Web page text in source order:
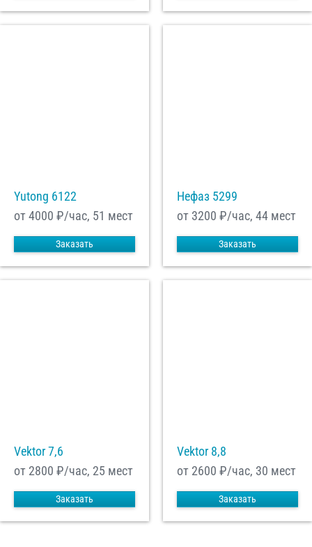
Yutong 6122
от 4000 ₽/час, 51 мест
Заказать
Нефаз 5299
от 3200 ₽/час, 44 мест
Заказать
Vektor 7,6
от 2800 ₽/час, 25 мест
Заказать
Vektor 8,8
от 2600 ₽/час, 30 мест
Заказать